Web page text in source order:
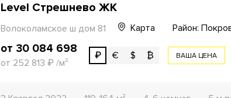
Level Стрешнево ЖК
Волоколамское ш дом 81 Карта Район:
от 30 084 698
от 252 813₽ /м²
₽ € $ ₿ ВАША ЦЕНА